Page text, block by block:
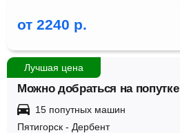
от 2240 р.
Лучшая цена
Можно добраться на попутке
15 попутных машин
Пятигорск - Дербент